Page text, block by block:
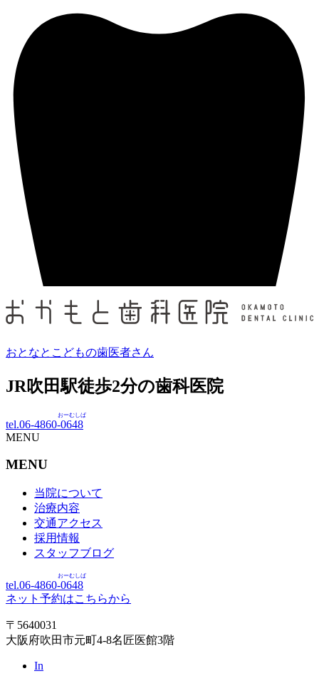
おとなとこどもの歯医者さん
JR吹田駅徒歩2分の歯科医院
tel.06-4860-0648
おーむしば
MENU
MENU
当院について
治療内容
交通アクセス
採用情報
スタッフブログ
tel.06-4860-0648
おーむしば
ネット予約はこちらから
〒5640031
大阪府吹田市元町4-8名匠医館3階
In